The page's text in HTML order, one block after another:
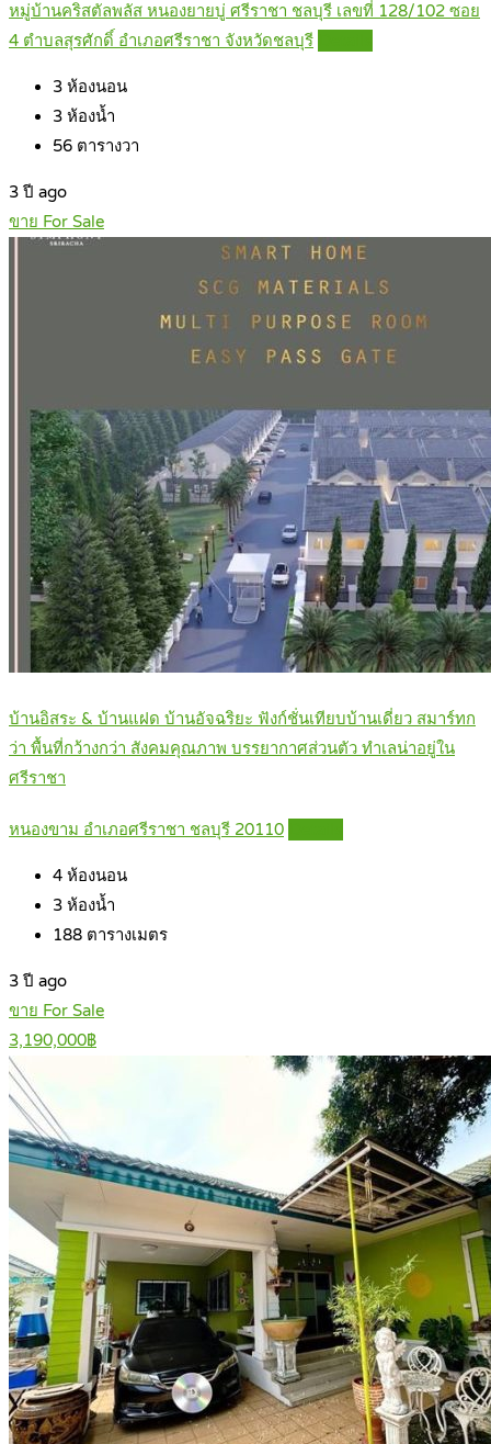
หมู่บ้านคริสตัลพลัส หนองยายบู่ ศรีราชา ชลบุรี เลขที่ 128/102 ซอย
4 ตำบลสุรศักดิ์ อำเภอศรีราชา จังหวัดชลบุรี
3 ห้องนอน
3 ห้องน้ำ
56 ตารางวา
3 ปี ago
ขาย For Sale
บ้านอิสระ & บ้านแฝด บ้านอัจฉริยะ ฟังก์ชั่นเทียบบ้านเดี่ยว สมาร์ทก
ว่า พื้นที่กว้างกว่า สังคมคุณภาพ บรรยากาศส่วนตัว ทำเลน่าอยู่ใน
ศรีราชา
หนองขาม อำเภอศรีราชา ชลบุรี 20110
4 ห้องนอน
3 ห้องน้ำ
188 ตารางเมตร
3 ปี ago
ขาย For Sale
3,190,000฿